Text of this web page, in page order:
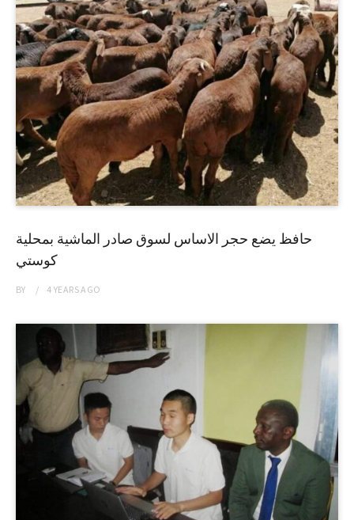
حافظ يضع حجر الاساس لسوق صادر الماشية بمحلية
كوستي
BY 4 YEARSAGO